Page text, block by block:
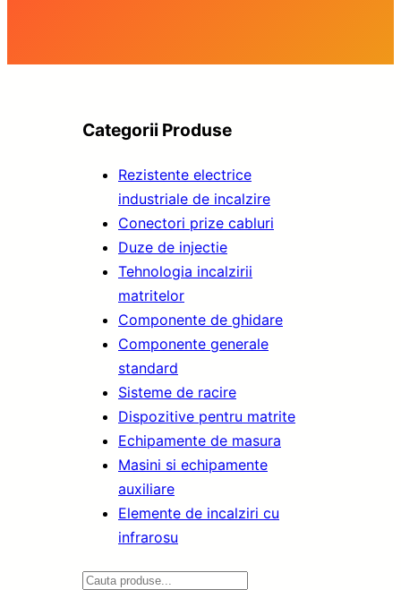
Categorii Produse
Rezistente electrice
industriale de incalzire
Conectori prize cabluri
Duze de injectie
Tehnologia incalzirii
matritelor
Componente de ghidare
Componente generale
standard
Sisteme de racire
Dispozitive pentru matrite
Echipamente de masura
Masini si echipamente
auxiliare
Elemente de incalziri cu
infrarosu
P